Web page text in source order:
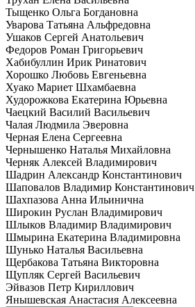
Тыщенко Ольга Богдановна
Уварова Татьяна Альфредовна
Ушаков Сергей Анатольевич
Федоров Роман Григорьевич
Хабибуллин Ирик Ринатович
Хорошко Любовь Евгеньевна
Хуако Мариет Шхамбаевна
Худорожкова Екатерина Юрьевна
Чаецкий Василий Васильевич
Чалая Людмила Эверовна
Черная Елена Сергеевна
Чернышенко Наталья Михайловна
Черняк Алексей Владимирович
Шадрин Александр Константинович
Шаповалов Владимир Константинович
Шахпазова Анна Ильинична
Широкин Руслан Владимирович
Шлыков Владимир Владимирович
Шмырина Екатерина Владимировна
Шунько Наталья Васильевна
Щербакова Татьяна Викторовна
Щупляк Сергей Васильевич
Эйвазов Петр Кириллович
Янышевская Анастасия Алексеевна